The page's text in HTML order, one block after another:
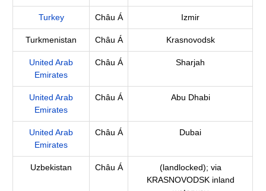
Turkey Châu Á Izmir
Turkmenistan Châu Á Krasnovodsk
United Arab
Emirates
Châu Á Sharjah
United Arab
Emirates
Châu Á Abu Dhabi
United Arab
Emirates
Châu Á Dubai
Uzbekistan Châu Á
(landlocked); via
KRASNOVODSK inland